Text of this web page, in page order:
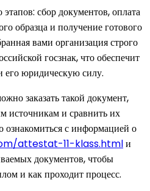
сбор документов, оплата
образца и получение готового
вами организация строго
госзнак, что обеспечит
его юридическую силу.
заказать такой документ,
источникам и сравнить их
ознакомиться с информацией о
attestat-11-klass.htmlи
документов, чтобы
и как проходит процесс.